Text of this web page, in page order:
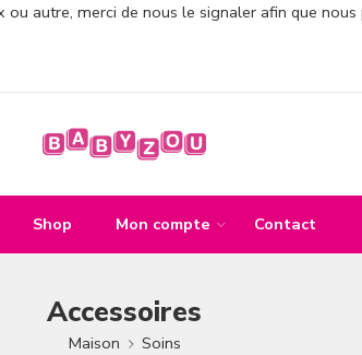
autre, merci de nous le signaler afin que
Shop Mon compte Contact
Accessoires
Maison Soins